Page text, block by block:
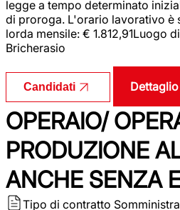
legge a tempo determinato
di proroga. L'orario lavorativo è
lorda mensile: € 1.812,91Luogo
Bricherasio
Candidati
OPERAIO/
PRODUZIONE
ANCHE SENZA
Tipo di contratto